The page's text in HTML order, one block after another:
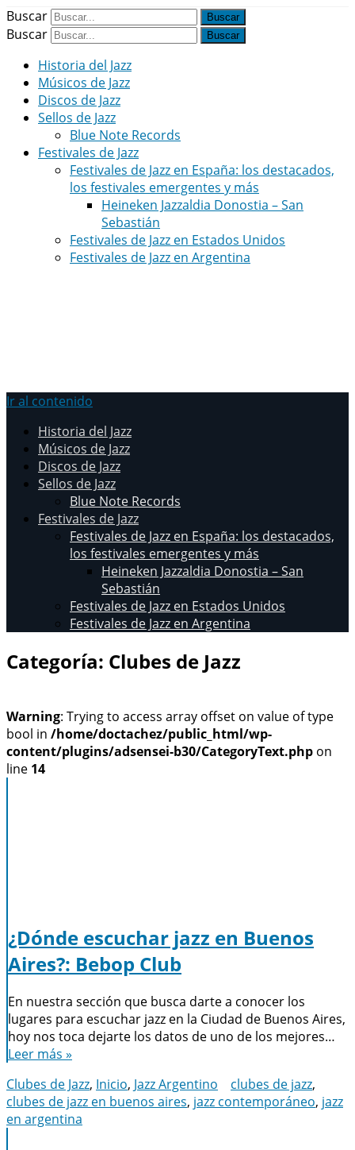
Buscar
Buscar
Historia del Jazz
Músicos de Jazz
Discos de Jazz
Sellos de Jazz
Blue Note Records
Festivales de Jazz
Festivales de Jazz en España: los destacados,
los festivales emergentes y más
Heineken Jazzaldia Donostia – San
Sebastián
Festivales de Jazz en Estados Unidos
Festivales de Jazz en Argentina
Ir al contenido
Historia del Jazz
Músicos de Jazz
Discos de Jazz
Sellos de Jazz
Blue Note Records
Festivales de Jazz
Festivales de Jazz en España: los destacados,
los festivales emergentes y más
Heineken Jazzaldia Donostia – San
Sebastián
Festivales de Jazz en Estados Unidos
Festivales de Jazz en Argentina
Categoría: Clubes de Jazz
Warning: Trying to access array offset on value of type
bool in /home/doctachez/public_html/wp-
content/plugins/adsensei-b30/CategoryText.php on
line 14
¿Dónde escuchar jazz en Buenos
Aires?: Bebop Club
En nuestra sección que busca darte a conocer los
lugares para escuchar jazz en la Ciudad de Buenos Aires,
hoy nos toca dejarte los datos de uno de los mejores…
Leer más »
Clubes de Jazz, Inicio, Jazz Argentino clubes de jazz,
clubes de jazz en buenos aires, jazz contemporáneo, jazz
en argentina